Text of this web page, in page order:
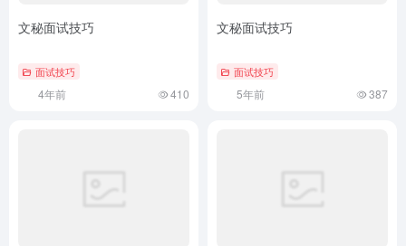
文秘面试技巧
面试技巧
4年前 410
文秘面试技巧
面试技巧
5年前 387